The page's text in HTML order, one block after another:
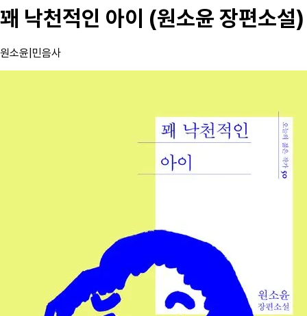
꽤 낙천적인 아이 (원소윤 장편소설)
원소윤 민음사